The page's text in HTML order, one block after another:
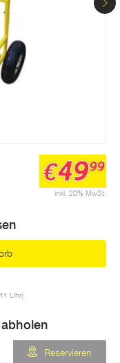
inkl. 20% MwSt.
€4999
Uhr)
Reservieren